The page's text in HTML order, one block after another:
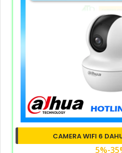
CAMERA WIFI 6
5%-